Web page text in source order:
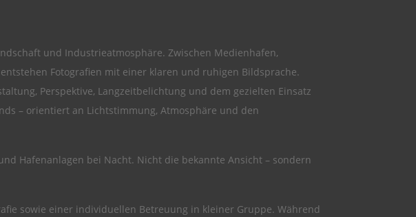
und Industrieatmosphäre. Zwischen Medienhafen,
Fotografien mit einer klaren und ruhigen Bildsprache.
Perspektive, Langzeitbelichtung und dem gezielten Einsatz
– orientiert an Lichtstimmung, Atmosphäre und den
Hafenanlagen bei Nacht. Nicht die bekannte Ansicht – sondern
sowie einer individuellen Betreuung in kleiner Gruppe. Während